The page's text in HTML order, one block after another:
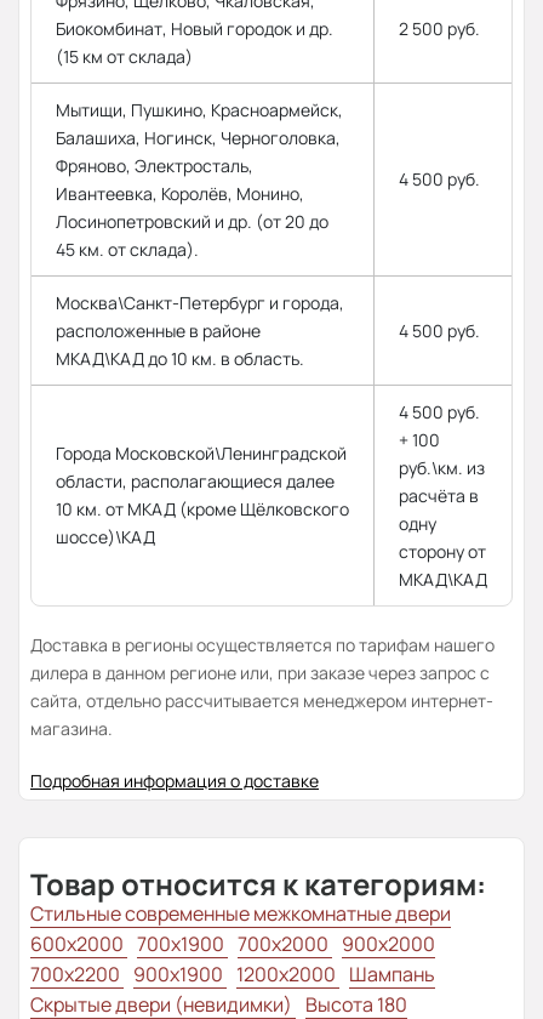
Биокомбинат, Новый городок и др.
(15 км от склада)
2 500 руб.
Мытищи, Пушкино, Красноармейск,
Балашиха, Ногинск, Черноголовка,
Фряново, Электросталь,
Ивантеевка, Королёв, Монино,
Лосинопетровский и др. (от 20 до
45 км. от склада).
4 500 руб.
Москва\Санкт-Петербург и города,
расположенные в районе
МКАД\КАД до 10 км. в область.
4 500 руб.
Города Московской\Ленинградской
области, располагающиеся далее
10 км. от МКАД (кроме Щёлковского
шоссе)\КАД
4 500 руб.
+ 100
руб.\км. из
расчёта в
одну
сторону от
МКАД\КАД
Доставка в регионы осуществляется по тарифам нашего
дилера в данном регионе или, при заказе через запрос с
сайта, отдельно рассчитывается менеджером интернет-
магазина.
Подробная информация о доставке
Товар относится к категориям:
Стильные современные межкомнатные двери
600x2000 700x1900 700x2000 900x2000
700x2200 900x1900 1200x2000 Шампань
Скрытые двери (невидимки)
Высота 180